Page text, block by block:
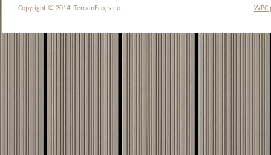
WPC
Copyright © 2014, TerrainEco, s.r.o.